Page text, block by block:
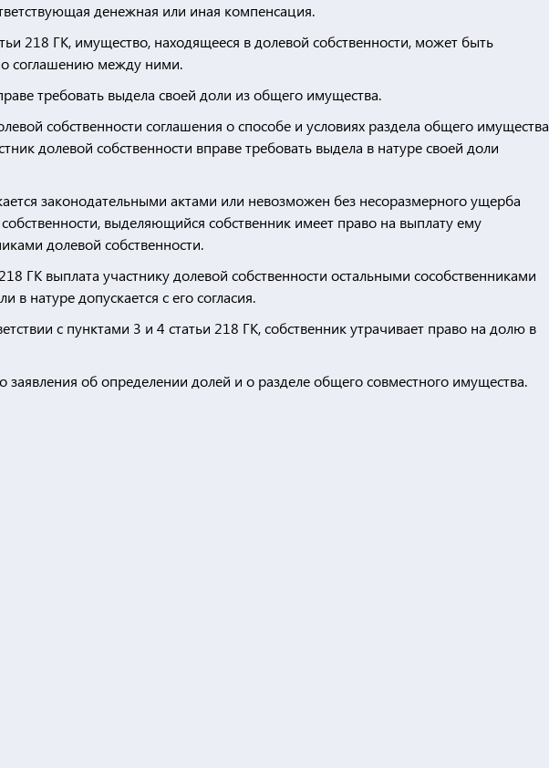
денежная или иная компенсация.
218 ГК, имущество, находящееся в долевой собственности, может быть
соглашению между ними.
требовать выдела своей доли из общего имущества.
собственности соглашения о способе и условиях раздела общего имущества
долевой собственности вправе требовать выдела в натуре своей доли
законодательными актами или невозможен без несоразмерного ущерба
выделяющийся собственник имеет право на выплату ему
долевой собственности.
ГК выплата участнику долевой собственности остальными сособственниками
в натуре допускается с его согласия.
с пунктами 3 и 4 статьи 218 ГК, собственник утрачивает право на долю в
заявления об определении долей и о разделе общего совместного имущества.